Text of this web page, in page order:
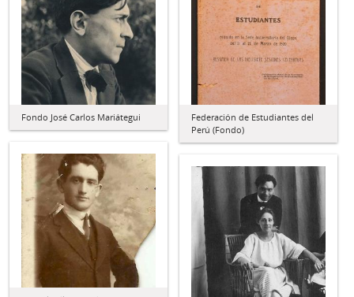
Fondo José Carlos Mariátegui
Federación de Estudiantes del
Perú (Fondo)